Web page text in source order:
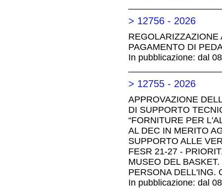
> 12756 - 2026
REGOLARIZZAZIONE
PAGAMENTO DI
In pubblicazione: dal
> 12755 - 2026
APPROVAZIONE
DI SUPPORTO
“FORNITURE PER
AL DEC IN MERITO
SUPPORTO ALLE
FESR 21-27 -
MUSEO DEL
PERSONA DELL'ING.
In pubblicazione: dal